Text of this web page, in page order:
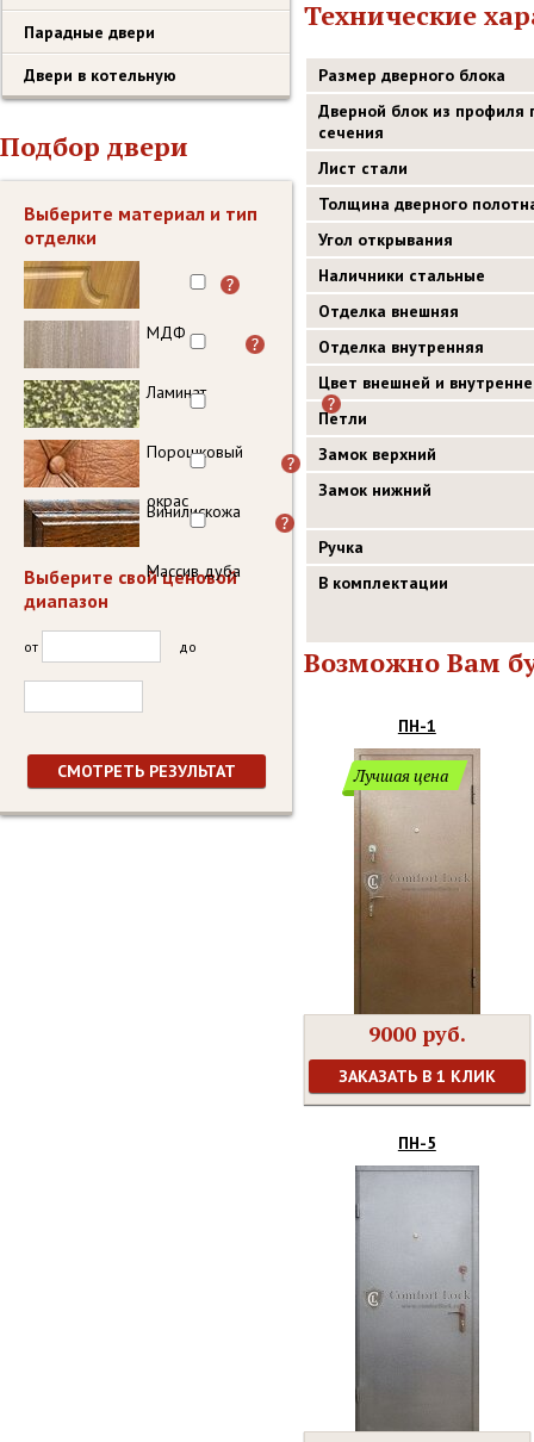
Технические
Размер дверного блока
Дверной блок из профиля
сечения
Лист стали
Толщина дверного
Угол открывания
Наличники стальные
Отделка внешняя
Отделка внутренняя
Цвет внешней и
Петли
Замок верхний
Замок нижний
Ручка
В комплектации
Возможно Вам
ПН-1
Лучшая цена
9000 руб.
ЗАКАЗАТЬ В 1 КЛИК
ПН-5
Парадные двери
Двери в котельную
Подбор двери
Выберите материал и тип
отделки
МДФ
Ламинат
Порошковый
окрас
Винилискожа
Массив дуба
Выберите свой ценовой
диапазон
от до